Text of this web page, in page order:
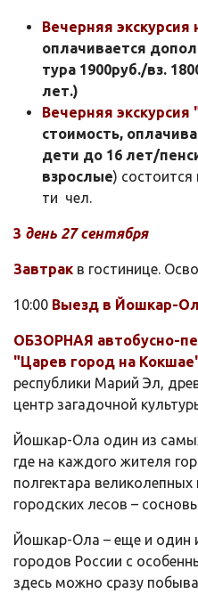
Вечерняя экскурсия
оплачивается
тура 1900руб./вз.
лет.)
Вечерняя экскурсия
стоимость,
дети до 16 лет/
взрослые) состоится
ти чел.
3 день 27сентября
Завтрак в гостинице.
10:00 Выезд в Йошкар-
ОБЗОРНАЯ автобусно-
"Царев город на
республики Марий Эл,
центр загадочной
Йошкар-Ола один из
где на каждого жителя
полгектара
городских лесов –
Йошкар-Ола – еще и один
городов России с
здесь можно сразу